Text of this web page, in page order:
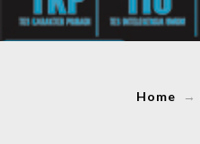
Home →